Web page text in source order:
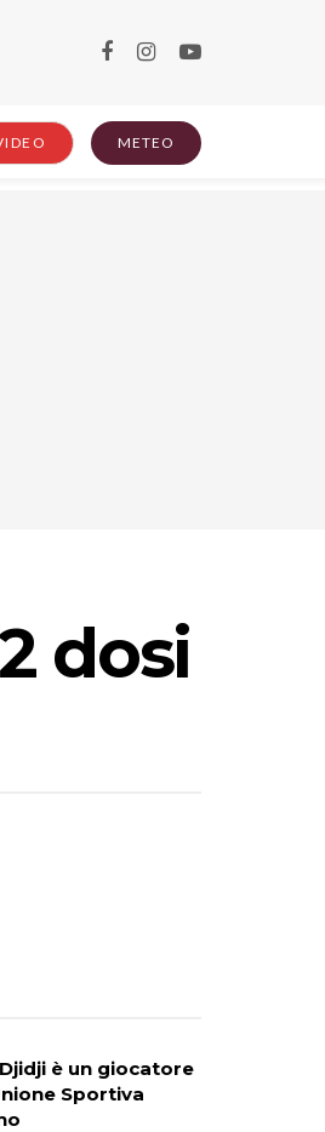
METEO
dosi
è un giocatore
Sportiva